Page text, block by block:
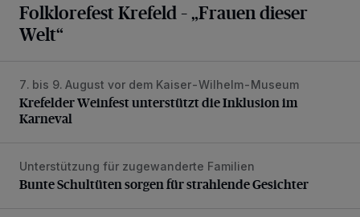
Folklorefest Krefeld – „Frauen dieser
Welt“
Krefelder Weinfest unterstützt die Inklusion im Karneval
7. bis 9. August vor dem Kaiser-Wilhelm-Museum
Krefelder Weinfest unterstützt die Inklusion im
Karneval
Bunte Schultüten sorgen für strahlende Gesichter
Unterstützung für zugewanderte Familien
Bunte Schultüten sorgen für strahlende Gesichter